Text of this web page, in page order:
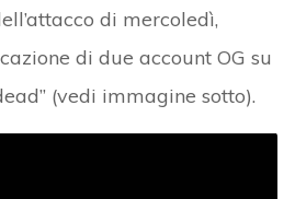
di mercoledì,
di due account OG su
(vedi immagine sotto).